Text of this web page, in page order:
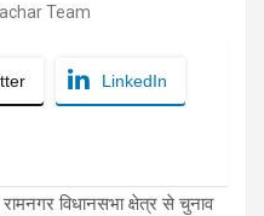
Team
LinkedIn
विधानसभा क्षेत्र से चुनाव